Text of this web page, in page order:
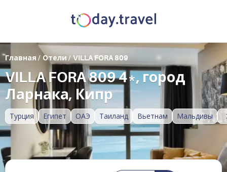
Турция Египет ОАЭ Таиланд Вьетнам Мальдивы
Главная / Отели/ VILLA FORA 809
VILLA FORA 809 4*, город
Ларнака, Кипр